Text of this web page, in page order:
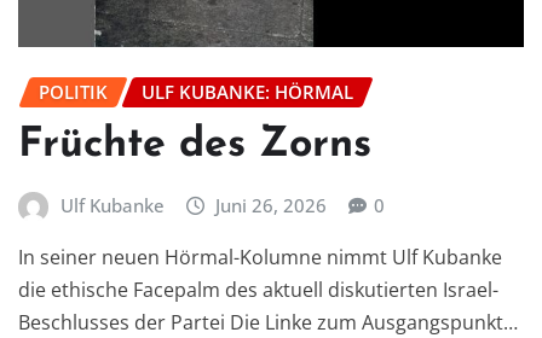
POLITIK ULF KUBANKE: HÖRMAL
Früchte des Zorns
Ulf Kubanke Juni 26, 2026 0
In seiner neuen Hörmal-Kolumne nimmt Ulf Kubanke
die ethische Facepalm des aktuell diskutierten Israel-
Beschlusses der Partei Die Linke zum Ausgangspunkt…